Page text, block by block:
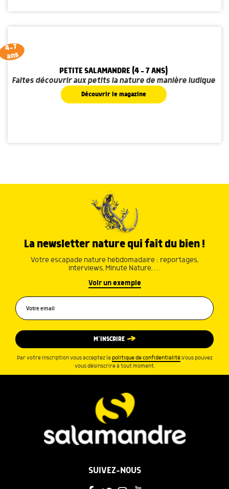
4-7
ans
PETITE SALAMANDRE (4 - 7 ANS)
Faites découvrir aux petits la nature de manière ludique
Découvrir le magazine
La newsletter nature qui fait du bien !
Votre escapade nature hebdomadaire : reportages,
interviews, Minute Nature, …
Voir un exemple
M’INSCRIRE
Par votre inscription vous acceptez la politique de confidentialité.Vous pouvez
vous désinscrire à tout moment.
SUIVEZ-NOUS